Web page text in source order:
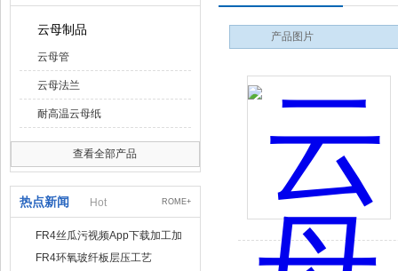
云母制品
云母管
云母法兰
耐高温云母纸
查看全部产品
热点新闻 Hot ROME+
FR4丝瓜污视频App下载加工加
工方式有哪几种
FR4环氧玻纤板层压工艺
产品图片